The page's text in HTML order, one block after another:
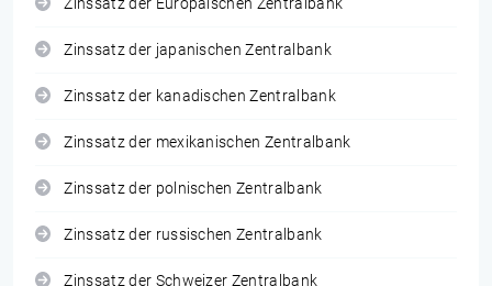
Zinssatz der Europäischen Zentralbank
Zinssatz der japanischen Zentralbank
Zinssatz der kanadischen Zentralbank
Zinssatz der mexikanischen Zentralbank
Zinssatz der polnischen Zentralbank
Zinssatz der russischen Zentralbank
Zinssatz der Schweizer Zentralbank